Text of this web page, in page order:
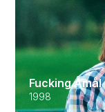
Fucking Åmål
1998